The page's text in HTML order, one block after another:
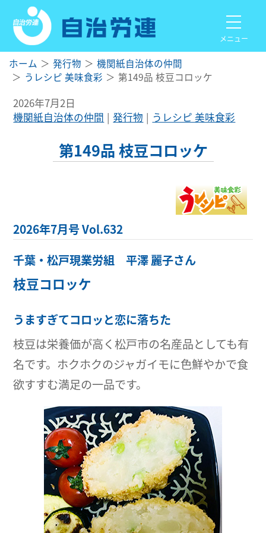
メニュー
ホーム 発行物
機関紙自治体の仲間
うレシピ 美味食彩
第149品 枝豆コロッケ
2026年7月2日
機関紙自治体の仲間
発行物 うレシピ 美味食彩
第149品 枝豆コロッケ
2026年7月号 Vol.632
千葉・松戸現業労組 平澤 麗子さん
枝豆コロッケ
うますぎてコロッと恋に落ちた
枝豆は栄養価が高く松戸市の名産品としても有
名です。ホクホクのジャガイモに色鮮やかで食
欲すすむ満足の一品です。